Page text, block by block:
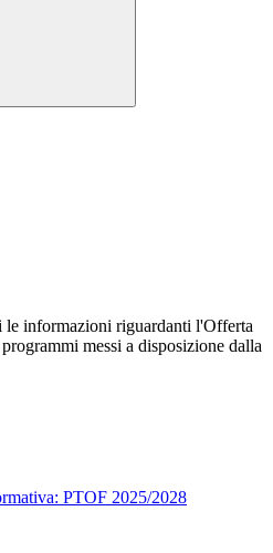
le informazioni riguardanti l'Offerta
messi a disposizione dalla
PTOF 2025/2028